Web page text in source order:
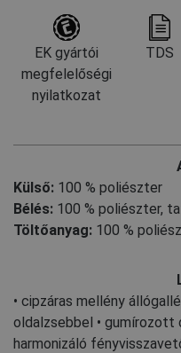
EK gyártói
megfelelőségi
nyilatkozat
TDS
Külső: 100 % poliészter
Bélés: 100 % poliészter,
Töltőanyag: 100 %
• cipzáras mellény
oldalzsebbel • gumírozott
harmonizáló